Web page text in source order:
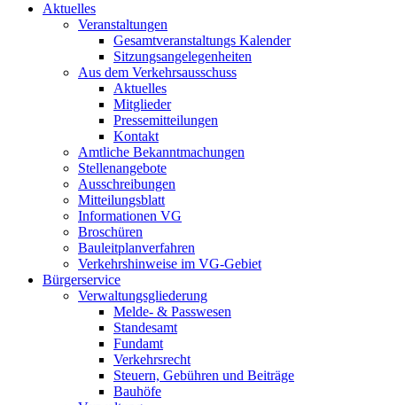
Aktuelles
Veranstaltungen
Gesamtveranstaltungs Kalender
Sitzungsangelegenheiten
Aus dem Verkehrsausschuss
Aktuelles
Mitglieder
Pressemitteilungen
Kontakt
Amtliche Bekanntmachungen
Stellenangebote
Ausschreibungen
Mitteilungsblatt
Informationen VG
Broschüren
Bauleitplanverfahren
Verkehrshinweise im VG-Gebiet
Bürgerservice
Verwaltungsgliederung
Melde- & Passwesen
Standesamt
Fundamt
Verkehrsrecht
Steuern, Gebühren und Beiträge
Bauhöfe